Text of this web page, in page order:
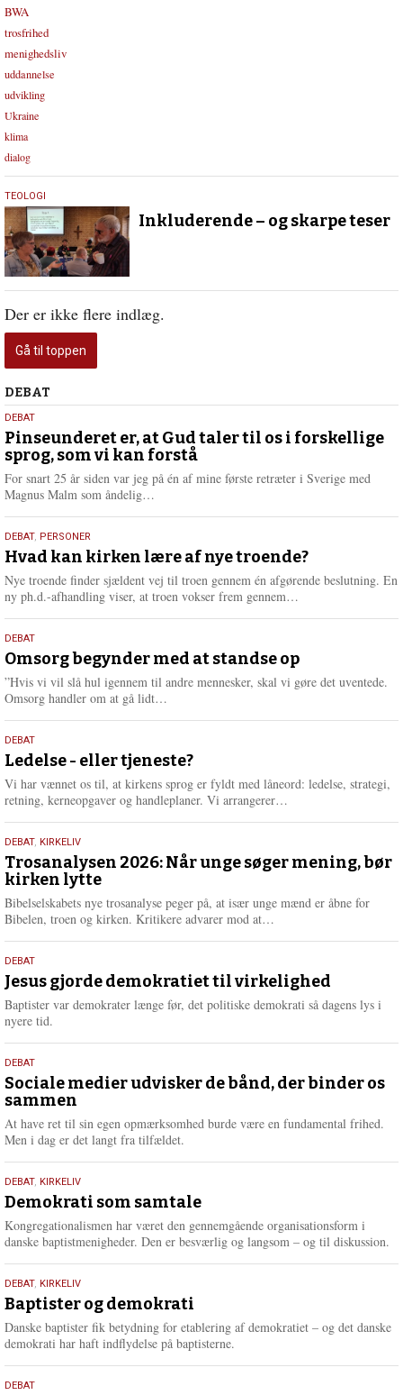
BWA
trosfrihed
menighedsliv
uddannelse
udvikling
Ukraine
klima
dialog
30.
marts
2022
TEOLOGI
Inkluderende – og skarpe teser
Der er ikke flere indlæg.
Gå til toppen
Debat
DEBAT
5.
august
2026
DEBAT
Pinseunderet er, at Gud taler til os i forskellige
sprog, som vi kan forstå
For snart 25 år siden var jeg på én af mine første retræter i Sverige med
Magnus Malm som åndelig…
e
r
e
25.
juli
2026
DEBAT, PERSONER
Hvad kan kirken lære af nye troende?
Nye troende finder sjældent vej til troen gennem én afgørende beslutning. En
ny ph.d.-afhandling viser, at troen vokser frem gennem…
e
r
e
9.
juli
2026
DEBAT
Omsorg begynder med at standse op
”Hvis vi vil slå hul igennem til andre mennesker, skal vi gøre det uventede.
Omsorg handler om at gå lidt…
e
r
e
10.
juni
2026
DEBAT
Ledelse - eller tjeneste?
Vi har vænnet os til, at kirkens sprog er fyldt med låneord: ledelse, strategi,
retning, kerneopgaver og handleplaner. Vi arrangerer…
e
2.
juni
2026
DEBAT, KIRKELIV
Trosanalysen 2026: Når unge søger mening, bør
kirken lytte
Bibelselskabets nye trosanalyse peger på, at især unge mænd er åbne for
Bibelen, troen og kirken. Kritikere advarer mod at…
e
r
18.
maj
2026
DEBAT
Jesus gjorde demokratiet til virkelighed
Baptister var demokrater længe før, det politiske demokrati så dagens lys i
nyere tid.
18.
maj
2026
DEBAT
Sociale medier udvisker de bånd, der binder os
sammen
At have ret til sin egen opmærksomhed burde være en fundamental frihed.
Men i dag er det langt fra tilfældet.
18.
maj
2026
DEBAT, KIRKELIV
Demokrati som samtale
Kongregationalismen har været den gennemgående organisationsform i
danske baptistmenigheder. Den er besværlig og langsom – og til diskussion.
18.
maj
2026
DEBAT, KIRKELIV
Baptister og demokrati
Danske baptister fik betydning for etablering af demokratiet – og det danske
demokrati har haft indflydelse på baptisterne.
18.
DEBAT